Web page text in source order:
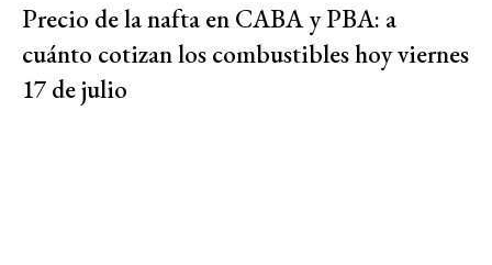
Precio de la nafta en CABA y PBA: a
cuánto cotizan los combustibles hoy viernes
17 de julio